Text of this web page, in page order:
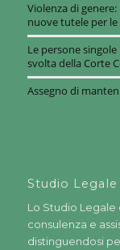
Violenza di
nuove tutele per
Le persone
svolta della Corte
Assegno di
Studio Legale
Lo Studio Legale
consulenza e
distinguendosi